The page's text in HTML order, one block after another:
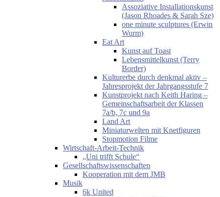
Assoziative Installationskunst
(Jason Rhoades & Sarah Sze)
one minute sculptures (Erwin
Wurm)
Eat Art
Kunst auf Toast
Lebensmittelkunst (Terry
Border)
Kulturerbe durch denkmal aktiv –
Jahresprojekt der Jahrgangsstufe 7
Kunstprojekt nach Keith Haring –
Gemeinschaftsarbeit der Klassen
7a/b, 7c und 9a
Land Art
Miniaturwelten mit Knetfiguren
Stopmotion Filme
Wirtschaft-Arbeit-Technik
„Uni trifft Schule“
Gesellschaftswissenschaften
Kooperation mit dem JMB
Musik
6k United